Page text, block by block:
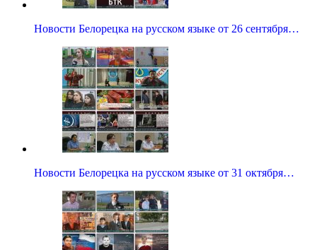
Новости Белорецка на русском языке от 26 сентября…
Новости Белорецка на русском языке от 31 октября…